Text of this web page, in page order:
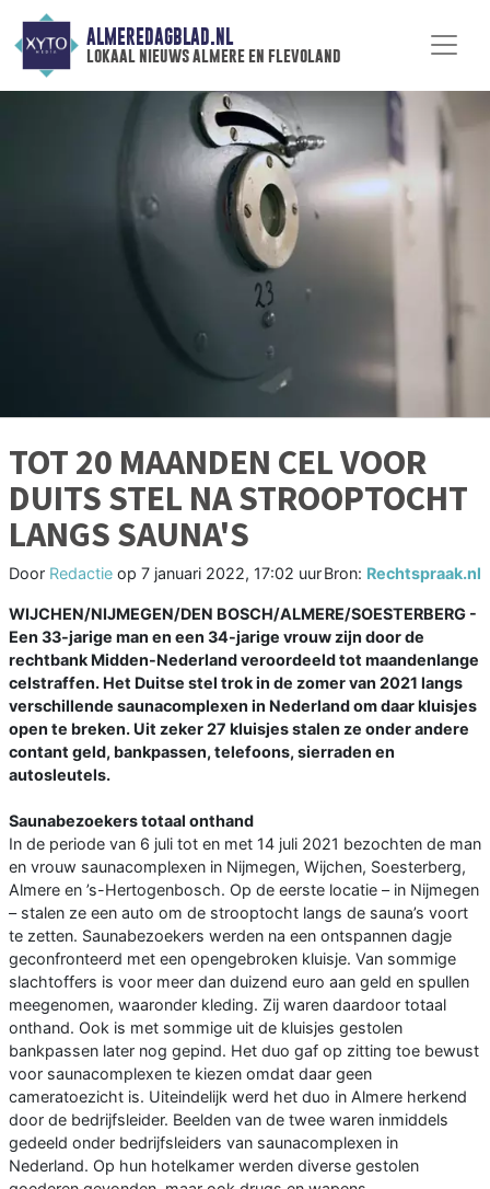
ALMEREDAGBLAD.NL
lokaal nieuws almere en flevoland
TOT 20 MAANDEN CEL VOOR
DUITS STEL NA STROOPTOCHT
LANGS SAUNA'S
Door Redactie op 7 januari 2022, 17:02 uurBron: Rechtspraak.nl
WIJCHEN/NIJMEGEN/DEN BOSCH/ALMERE/SOESTERBERG -
Een 33-jarige man en een 34-jarige vrouw zijn door de
rechtbank Midden-Nederland veroordeeld tot maandenlange
celstraffen. Het Duitse stel trok in de zomer van 2021 langs
verschillende saunacomplexen in Nederland om daar kluisjes
open te breken. Uit zeker 27 kluisjes stalen ze onder andere
contant geld, bankpassen, telefoons, sierraden en
autosleutels.
Saunabezoekers totaal onthand
In de periode van 6 juli tot en met 14 juli 2021 bezochten de man
en vrouw saunacomplexen in Nijmegen, Wijchen, Soesterberg,
Almere en ’s-Hertogenbosch. Op de eerste locatie – in Nijmegen
– stalen ze een auto om de strooptocht langs de sauna’s voort
te zetten. Saunabezoekers werden na een ontspannen dagje
geconfronteerd met een opengebroken kluisje. Van sommige
slachtoffers is voor meer dan duizend euro aan geld en spullen
meegenomen, waaronder kleding. Zij waren daardoor totaal
onthand. Ook is met sommige uit de kluisjes gestolen
bankpassen later nog gepind. Het duo gaf op zitting toe bewust
voor saunacomplexen te kiezen omdat daar geen
cameratoezicht is. Uiteindelijk werd het duo in Almere herkend
door de bedrijfsleider. Beelden van de twee waren inmiddels
gedeeld onder bedrijfsleiders van saunacomplexen in
Nederland. Op hun hotelkamer werden diverse gestolen